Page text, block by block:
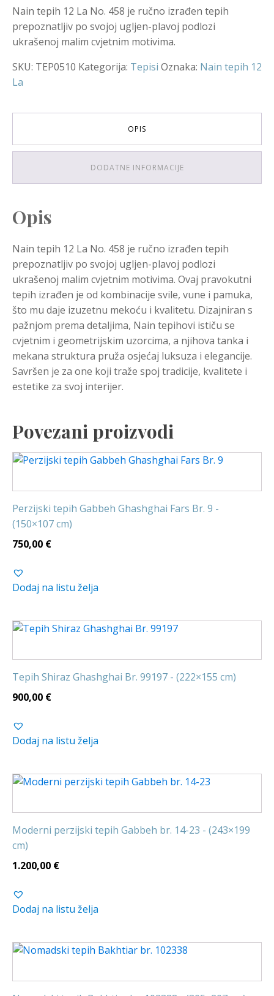
Nain tepih 12 La No. 458 je ručno izrađen tepih
prepoznatljiv po svojoj ugljen-plavoj podlozi
ukrašenoj malim cvjetnim motivima.
SKU: TEP0510 Kategorija: Tepisi Oznaka: Nain tepih 12
La
OPIS
DODATNE INFORMACIJE
Opis
Nain tepih 12 La No. 458 je ručno izrađen tepih
prepoznatljiv po svojoj ugljen-plavoj podlozi
ukrašenoj malim cvjetnim motivima. Ovaj pravokutni
tepih izrađen je od kombinacije svile, vune i pamuka,
što mu daje izuzetnu mekoću i kvalitetu. Dizajniran s
pažnjom prema detaljima, Nain tepihovi ističu se
cvjetnim i geometrijskim uzorcima, a njihova tanka i
mekana struktura pruža osjećaj luksuza i elegancije.
Savršen je za one koji traže spoj tradicije, kvalitete i
estetike za svoj interijer.
Povezani proizvodi
Perzijski tepih Gabbeh Ghashghai Fars Br. 9 -
(150×107 cm)
750,00 €
Dodaj na listu želja
Tepih Shiraz Ghashghai Br. 99197 - (222×155 cm)
900,00 €
Dodaj na listu želja
Moderni perzijski tepih Gabbeh br. 14-23 - (243×199
cm)
1.200,00 €
Dodaj na listu želja